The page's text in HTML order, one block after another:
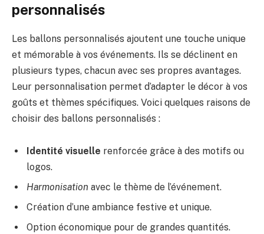
personnalisés
Les ballons personnalisés ajoutent une touche unique
et mémorable à vos événements. Ils se déclinent en
plusieurs types, chacun avec ses propres avantages.
Leur personnalisation permet d’adapter le décor à vos
goûts et thèmes spécifiques. Voici quelques raisons de
choisir des ballons personnalisés :
Identité visuelle renforcée grâce à des motifs ou
logos.
Harmonisation avec le thème de l’événement.
Création d’une ambiance festive et unique.
Option économique pour de grandes quantités.